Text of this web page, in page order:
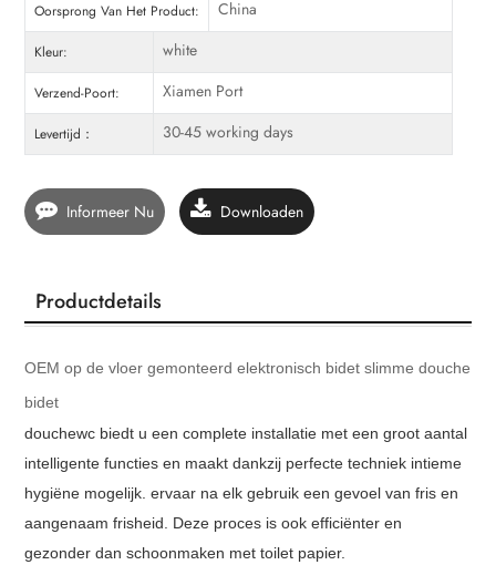
Oorsprong Van Het Product: China
Kleur: white
Verzend-Poort: Xiamen Port
Levertijd： 30-45 working days
Informeer Nu Downloaden
Productdetails
OEM op de vloer gemonteerd elektronisch bidet slimme douche
bidet
douchewc biedt u een complete installatie met een groot aantal
intelligente functies en maakt dankzij perfecte techniek intieme
hygiëne mogelijk. ervaar na elk gebruik een gevoel van fris en
aangenaam frisheid. Deze proces is ook efficiënter en
gezonder dan schoonmaken met toilet papier.